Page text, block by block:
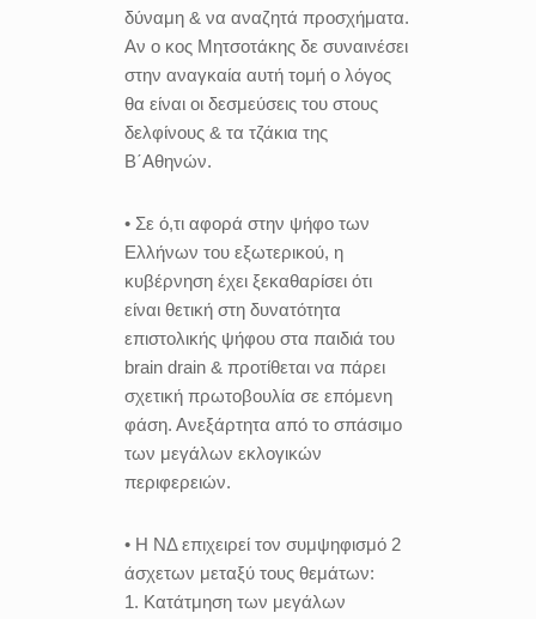
δύναμη & να αναζητά προσχήματα.
Aν ο κος Μητσοτάκης δε συναινέσει
στην αναγκαία αυτή τομή ο λόγος
θα είναι οι δεσμεύσεις του στους
δελφίνους & τα τζάκια της
Β΄Αθηνών.
• Σε ό,τι αφορά στην ψήφο των
Ελλήνων του εξωτερικού, η
κυβέρνηση έχει ξεκαθαρίσει ότι
είναι θετική στη δυνατότητα
επιστολικής ψήφου στα παιδιά του
brain drain & προτίθεται να πάρει
σχετική πρωτοβουλία σε επόμενη
φάση. Ανεξάρτητα από το σπάσιμο
των μεγάλων εκλογικών
περιφερειών.
• Η ΝΔ επιχειρεί τον συμψηφισμό 2
άσχετων μεταξύ τους θεμάτων:
1. Κατάτμηση των μεγάλων